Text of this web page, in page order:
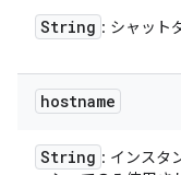
String : シャット
hostname
String : インスタ